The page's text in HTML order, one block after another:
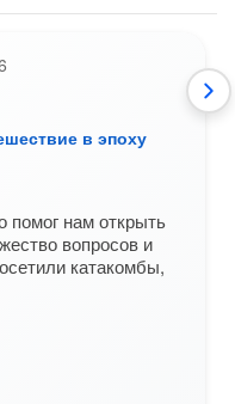
в эпоху
помог нам открыть
вопросов и
катакомбы,